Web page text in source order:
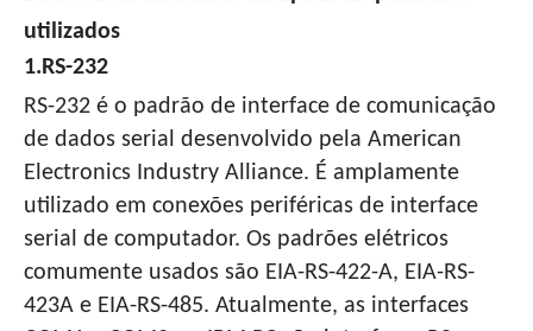
utilizados
1.RS-232
RS-232 é o padrão de interface de comunicação
de dados serial desenvolvido pela American
Electronics Industry Alliance. É amplamente
utilizado em conexões periféricas de interface
serial de computador. Os padrões elétricos
comumente usados ​​são EIA-RS-422-A, EIA-RS-
423A e EIA-RS-485. Atualmente, as interfaces